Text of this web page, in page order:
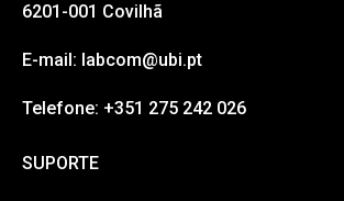
6201-001 Covilhã
E-mail: labcom@ubi.pt
Telefone: +351 275 242 026
SUPORTE